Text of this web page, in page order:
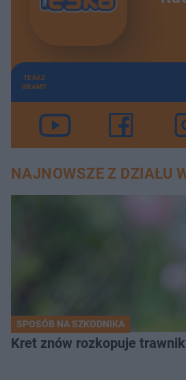
TERAZ
GRAMY
NAJNOWSZE Z DZIAŁU
SPOSÓB NA SZKODNIKA
Kret znów rozkopuje